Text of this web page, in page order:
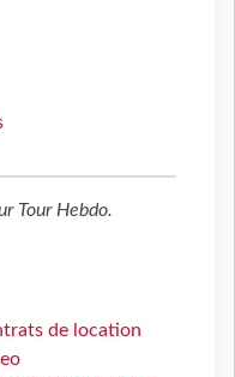
Tour Hebdo.
de location